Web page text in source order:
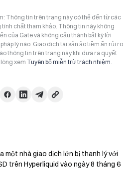
Thông tin trên trang này có thể đến từ các
tính chất tham khảo. Thông tin này không
của Gate và không cấu thành bất kỳ lời
lý nào. Giao dịch tài sản ảo tiềm ẩn rủi ro
thông tin trên trang này khi đưa ra quyết
xem Tuyên bố miễn trừ trách nhiệm.
một nhà giao dịch lớn bị thanh lý với
trên Hyperliquid vào ngày 8 tháng 6